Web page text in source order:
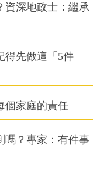
資深地政士：繼承
得先做這「5件
個家庭的責任
嗎？專家：有件事